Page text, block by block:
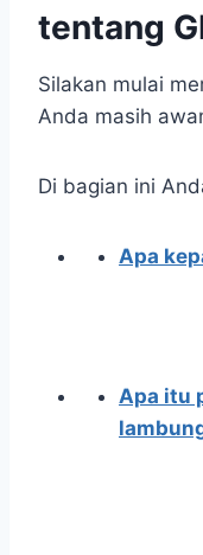
tentang
Silakan mulai
Anda masih
Di bagian ini
Apa
Apa itu